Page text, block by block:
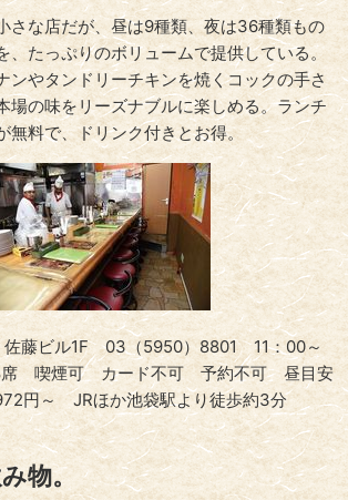
さな店だが、昼は9種類、夜は36種類もの
、たっぷりのボリュームで提供している。
ンやタンドリーチキンを焼くコックの手さ
場の味をリーズナブルに楽しめる。ランチ
無料で、ドリンク付きとお得。
佐藤ビル1F 03（5950）8801 11：00～
喫煙可 カード不可 予約不可 昼目安
円～ JRほか池袋駅より徒歩約3分
物。